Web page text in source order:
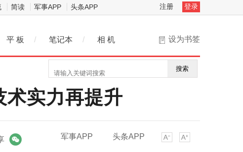
简读 军事APP 头条APP 注册 登录
设为书签
平 板 / 笔记本 / 相 机
搜索
术实力再提升
军事APP 头条APP